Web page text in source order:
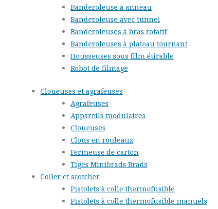
Banderoleuse à anneau
Banderoleuse avec tunnel
Banderoleuses à bras rotatif
Banderoleuses à plateau tournant
Housseuses sous film étirable
Robot de filmage
Cloueuses et agrafeuses
Agrafeuses
Appareils modulaires
Cloueuses
Clous en rouleaux
Fermeuse de carton
Tiges Minibrads Brads
Coller et scotcher
Pistolets à colle thermofusible
Pistolets à colle thermofusible manuels